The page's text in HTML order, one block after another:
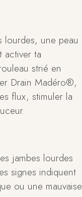
lourdes, une peau
activer ta
strié en
Drain Madéro®,
flux, stimuler la
jambes lourdes
signes indiquent
ou une mauvaise